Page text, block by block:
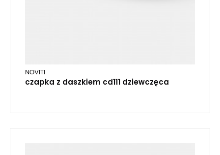
NOVITI
czapka z daszkiem cd111 dziewczęca